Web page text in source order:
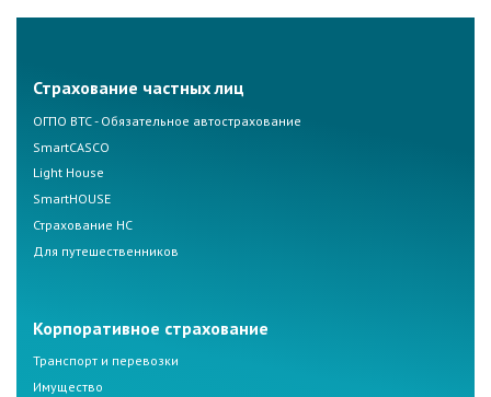
Страхование частных лиц
ОГПО ВТС - Обязательное автострахование
SmartCASCO
Light House
SmartHOUSE
Страхование НС
Для путешественников
Корпоративное страхование
Транспорт и перевозки
Имущество